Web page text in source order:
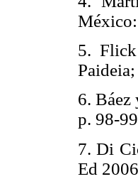
5.
6. Báez
p.
7. Di
Ed